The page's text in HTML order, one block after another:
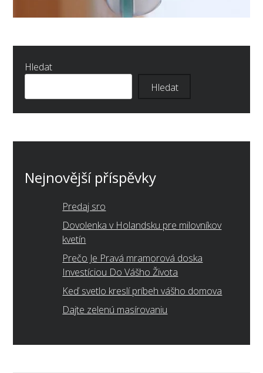
Hledat
Hledat
Nejnovější příspěvky
Predaj sro
Dovolenka v Holandsku pre milovníkov
kvetín
Prečo Je Pravá mramorová doska
Investíciou Do Vášho Života
Keď svetlo kreslí príbeh vášho domova
Dajte zelenú masírovaniu